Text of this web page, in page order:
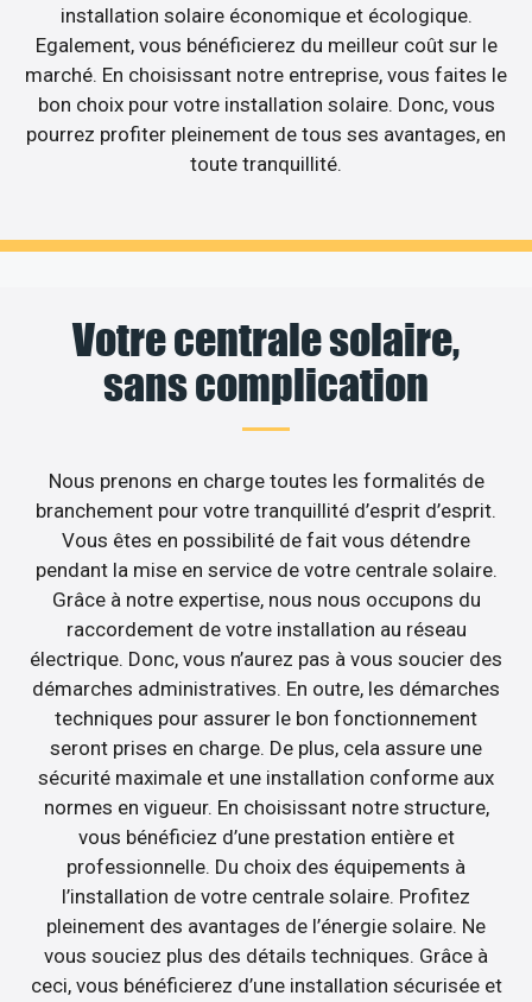
installation solaire économique et écologique.
Egalement, vous bénéficierez du meilleur coût sur le
marché. En choisissant notre entreprise, vous faites le
bon choix pour votre installation solaire. Donc, vous
pourrez profiter pleinement de tous ses avantages, en
toute tranquillité.
Votre centrale solaire,
sans complication
Nous prenons en charge toutes les formalités de
branchement pour votre tranquillité d’esprit d’esprit.
Vous êtes en possibilité de fait vous détendre
pendant la mise en service de votre centrale solaire.
Grâce à notre expertise, nous nous occupons du
raccordement de votre installation au réseau
électrique. Donc, vous n’aurez pas à vous soucier des
démarches administratives. En outre, les démarches
techniques pour assurer le bon fonctionnement
seront prises en charge. De plus, cela assure une
sécurité maximale et une installation conforme aux
normes en vigueur. En choisissant notre structure,
vous bénéficiez d’une prestation entière et
professionnelle. Du choix des équipements à
l’installation de votre centrale solaire. Profitez
pleinement des avantages de l’énergie solaire. Ne
vous souciez plus des détails techniques. Grâce à
ceci, vous bénéficierez d’une installation sécurisée et